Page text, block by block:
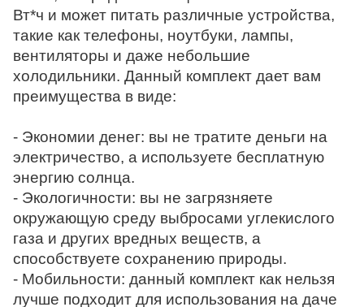
Вт*ч и может питать различные устройства,
такие как телефоны, ноутбуки, лампы,
вентиляторы и даже небольшие
холодильники. Данный комплект дает вам
преимущества в виде:
- Экономии денег: вы не тратите деньги на
электричество, а используете бесплатную
энергию солнца.
- Экологичности: вы не загрязняете
окружающую среду выбросами углекислого
газа и других вредных веществ, а
способствуете сохранению природы.
- Мобильности: данный комплект как нельзя
лучше подходит для использования на даче